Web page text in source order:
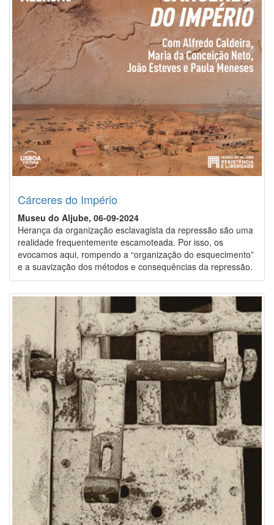
Cárceres do Império
Museu do Aljube, 06-09-2024
Herança da organização esclavagista da repressão são uma
realidade frequentemente escamoteada. Por isso, os
evocamos aqui, rompendo a “organização do esquecimento”
e a suavização dos métodos e consequências da repressão.